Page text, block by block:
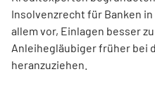
Insolvenzrecht für Banken
allem vor, Einlagen besser
Anleihegläubiger früher bei
heranzuziehen.